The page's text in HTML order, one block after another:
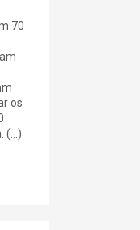
70
os
(...)